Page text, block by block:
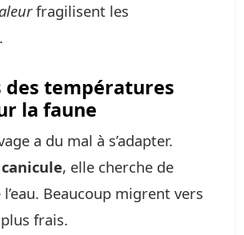
fragilisent les
des températures
la faune
a du mal à s’adapter.
canicule, elle cherche de
l’eau. Beaucoup migrent vers
frais.